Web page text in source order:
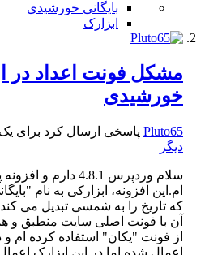
بایگانی خورشیدی
ابزارک
مشکل فونت اعداد در
خورشیدی
Pluto65 پاسخی ارسال کرد برای
دیگر
سلام وردپرس 4.8.1
ام.این افزونه، ابزارکی به نام
که تاریخ را به شمسی تبدیل می کند
آن با فونت اصلی سایت منطبق و
از فونت "یکان" استفاده کرده ام
اعمال شده اما در این ابزارک